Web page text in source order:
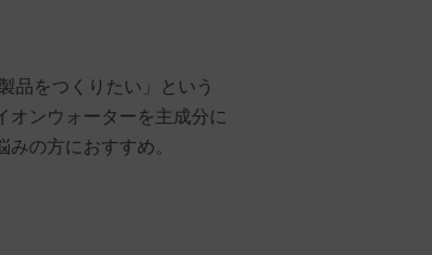
品をつくりたい」という
オンウォーターを主成分に
の方におすすめ。